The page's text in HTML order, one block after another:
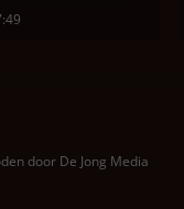
door De Jong Media